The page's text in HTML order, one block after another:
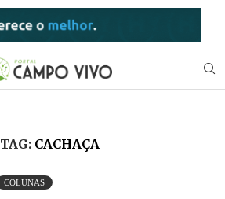
TAG: CACHAÇA
COLUNAS